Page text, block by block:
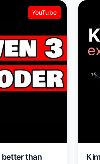
YouTube
better than